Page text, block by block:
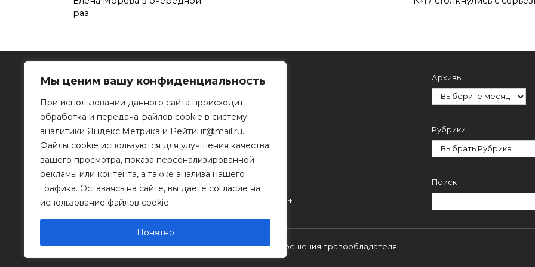
Мы ценим вашу конфиденциальность
При использовании данного сайта происходит
обработка и передача файлов cookie в систему
аналитики Яндекс.Метрика и Рейтинг@mail.ru.
Файлы cookie используются для улучшения качества
вашего просмотра, показа персонализированной
рекламы или контента, а также анализа нашего
трафика. Оставаясь на сайте, вы даете согласие на
использование файлов cookie.
Понятно
раз
Рязанское информационное агентство
390023, г. Рязань, ул. Горького, д. 32
Телефон: 8 (4912) 46-34-04
Информационные материалы предоставлены
для размещения на сайте их правообладателями.
16+
Архивы
Рубрики
Поиск
© 2011 - 2026 Копирование информации только с разрешения правообладателя.